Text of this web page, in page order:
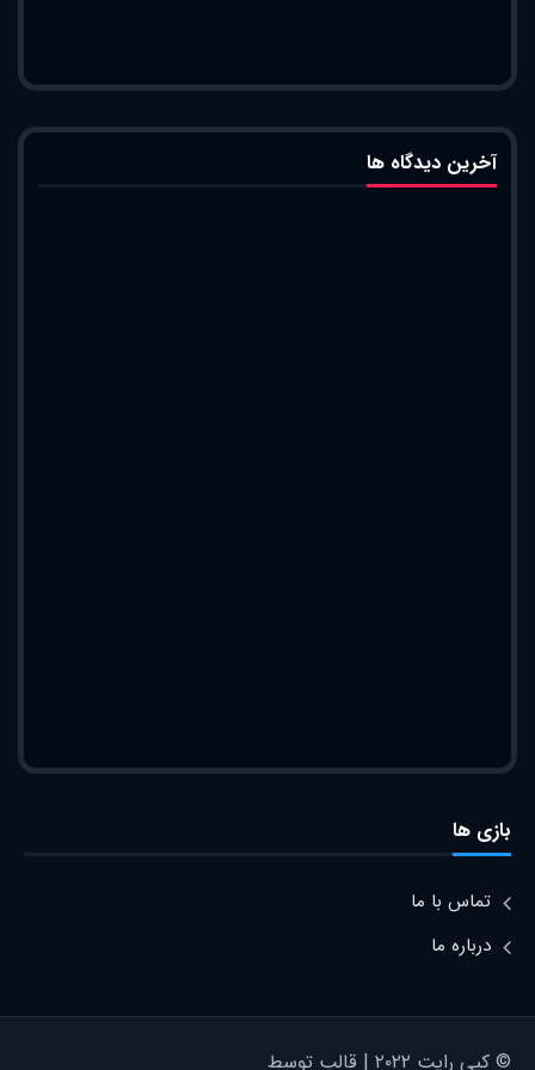
آخرین دیدگاه ها
بازی ها
تماس با ما
درباره ما
© کپی رایت ۲۰۲۲ | قالب توسط